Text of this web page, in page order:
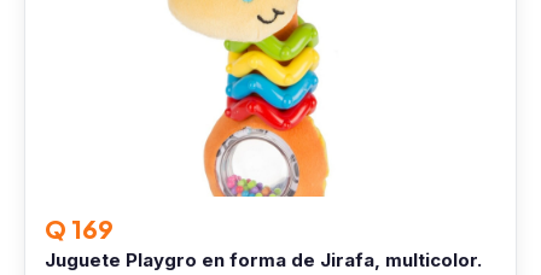
Q 169
Juguete Playgro en forma de Jirafa, multicolor.